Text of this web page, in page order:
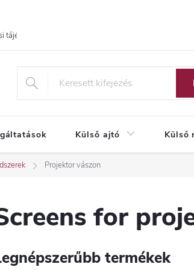
tájékoztató
Külső ajtó Külső
Projektor vászon
for
termékek